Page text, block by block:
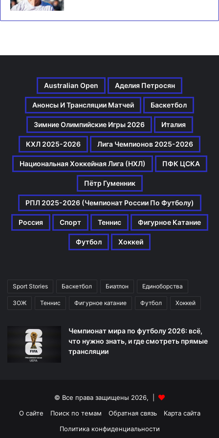
Australian Open Аделия Петросян
Анонсы И Трансляции Матчей Баскетбол
Зимние Олимпийские Игры 2026 Италия
КХЛ 2025-2026 Лига Чемпионов 2025-2026
Национальная Хоккейная Лига (НХЛ) ПФК ЦСКА
Пётр Гуменник
РПЛ 2025-2026 (Чемпионат России По Футболу)
Россия Спорт Теннис Фигурное Катание
Футбол Хоккей
Sport Stories Баскетбол Биатлон Единоборства
ЗОЖ Теннис Фигурное катание Футбол Хоккей
Чемпионат мира по футболу 2026: всё,
что нужно знать, и где смотреть прямые
трансляции
© Все права защищены 2026, |
О сайте
Поиск по темам Обратная связь
Карта сайта
Политика конфиденциальности